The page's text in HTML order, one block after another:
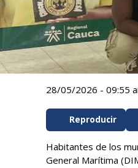
28/05/2026 - 09:55
Reproducir
Habitantes de los
General Marítima